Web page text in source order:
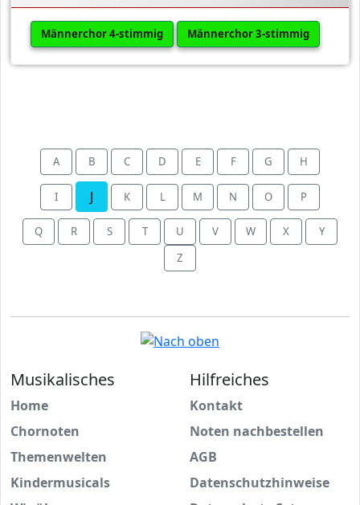
Männerchor 4-stimmig Männerchor 3-stimmig
A B C D E F G H
I J K L M N O P
Q R S T U V W X
Y
Z
Musikalisches
Home
Chornoten
Themenwelten
Kindermusicals
Hilfreiches
Kontakt
Noten nachbestellen
AGB
Datenschutzhinweise